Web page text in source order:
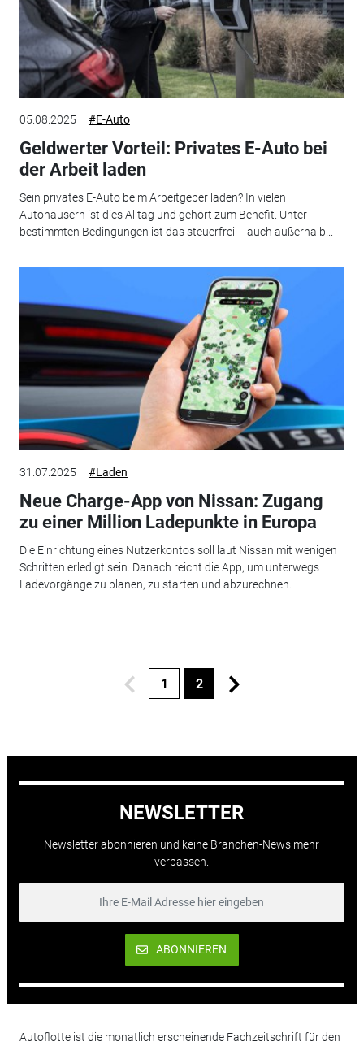
05.08.2025 #E-Auto
Geldwerter Vorteil: Privates E-Auto bei
der Arbeit laden
Sein privates E-Auto beim Arbeitgeber laden? In vielen
Autohäusern ist dies Alltag und gehört zum Benefit. Unter
bestimmten Bedingungen ist das steuerfrei – auch außerhalb...
31.07.2025 #Laden
Neue Charge-App von Nissan: Zugang
zu einer Million Ladepunkte in Europa
Die Einrichtung eines Nutzerkontos soll laut Nissan mit wenigen
Schritten erledigt sein. Danach reicht die App, um unterwegs
Ladevorgänge zu planen, zu starten und abzurechnen.
1 2
NEWSLETTER
Newsletter abonnieren und keine Branchen-News mehr
verpassen.
ABONNIEREN
Autoflotte ist die monatlich erscheinende Fachzeitschrift für den